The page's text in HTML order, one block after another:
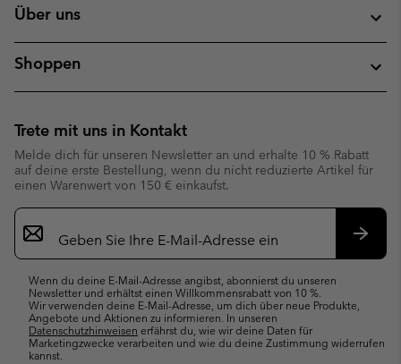
Über uns
Shoppen
Trete mit uns in Kontakt
Melde dich für unseren Newsletter an und erhalte 10 % Rabatt
auf deine erste Bestellung, wenn du nicht reduzierte Artikel für
einen Warenwert von 150 € einkaufst.
Newsletter-
Anmeldung
Wenn du deine E-Mail-Adresse angibst, abonnierst du unseren
Newsletter und erhältst einen Willkommensrabatt von 10 %.
Wir verwenden deine E-Mail-Adresse, um dich über neue Produkte,
Angebote und Aktionen zu informieren. In unseren
Datenschutzhinweisen erfährst du, wie wir deine Daten für
Marketingzwecke verarbeiten und wie du deine Zustimmung widerrufen
kannst.